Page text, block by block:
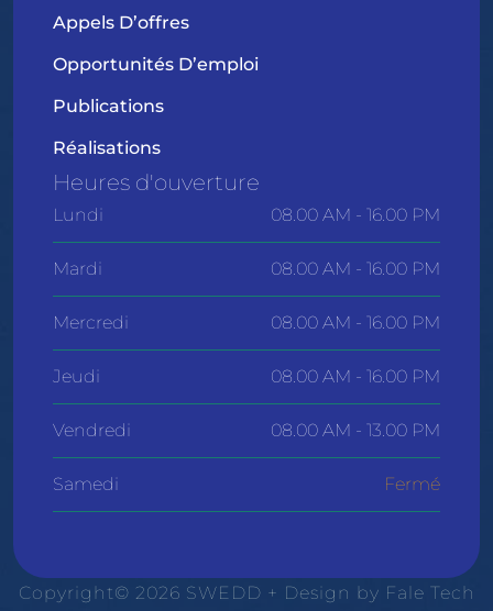
Appels D’offres
Opportunités D’emploi
Publications
Réalisations
Heures d'ouverture
Lundi 08.00 AM - 16.00 PM
Mardi 08.00 AM - 16.00 PM
Mercredi 08.00 AM - 16.00 PM
Jeudi 08.00 AM - 16.00 PM
Vendredi 08.00 AM - 13.00 PM
Samedi Fermé
Copyright© 2026 SWEDD + Design by Fale Tech